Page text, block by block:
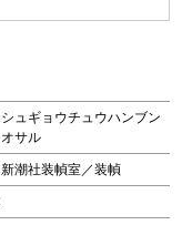
ュギョウチュウハンブン
サル
潮社装幀室／装幀